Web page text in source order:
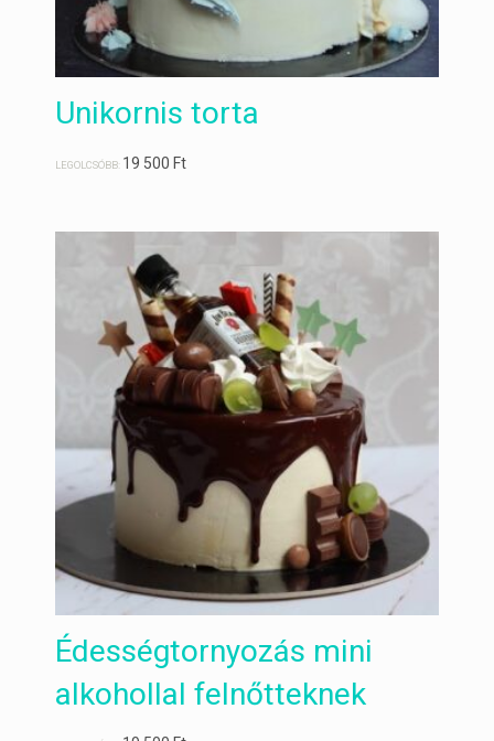
Unikornis torta
LEGOLCSÓBB: 19 500Ft
Édességtornyozás mini
alkohollal felnőtteknek